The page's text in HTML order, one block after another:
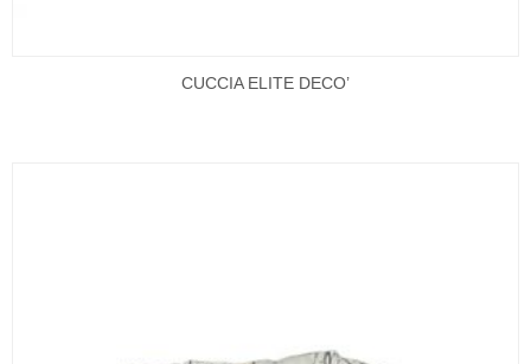
CUCCIA ELITE DECO’